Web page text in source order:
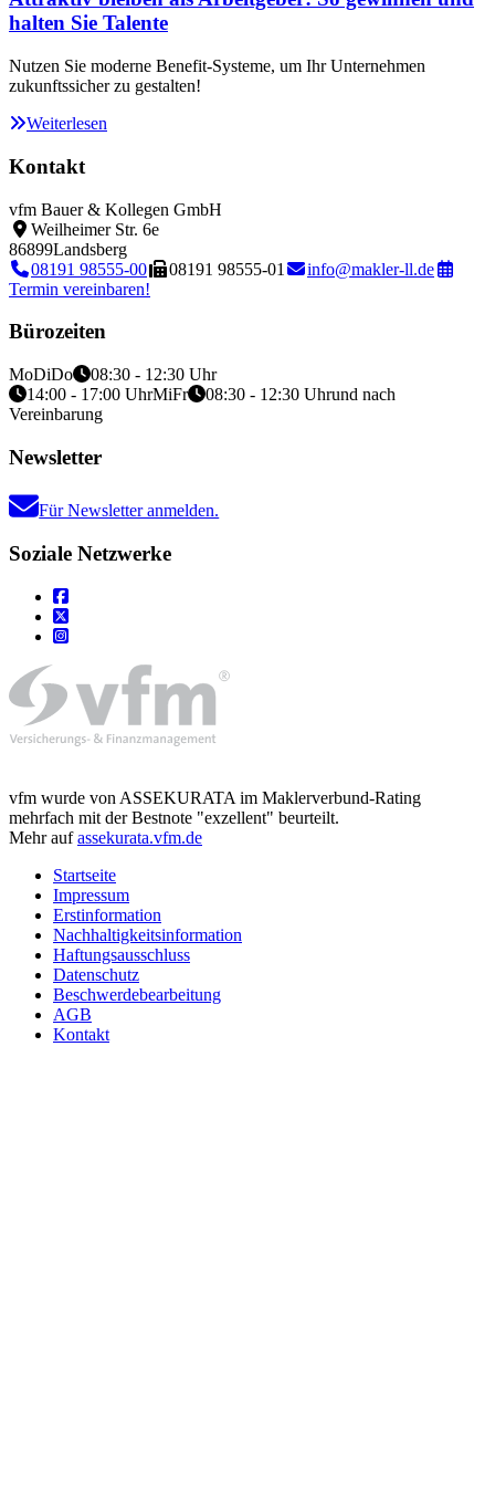
halten Sie Talente
Nutzen Sie moderne Benefit-Systeme, um Ihr Unternehmen
zukunftssicher zu gestalten!
Weiterlesen
Kontakt
vfm Bauer & Kollegen GmbH
Weilheimer Str. 6e
86899Landsberg
08191 98555-00
08191 98555-01
info@makler-ll.de
Termin vereinbaren!
Bürozeiten
MoDiDo
08:30 - 12:30 Uhr
14:00 - 17:00 UhrMiFr 08:30 - 12:30 Uhrund nach
Vereinbarung
Newsletter
Für Newsletter anmelden.
Soziale Netzwerke
vfm wurde von ASSEKURATA im Maklerverbund-Rating
mehrfach mit der Bestnote "exzellent" beurteilt.
Mehr aufassekurata.vfm.de
Startseite
Impressum
Erstinformation
Nachhaltigkeitsinformation
Haftungsausschluss
Datenschutz
Beschwerdebearbeitung
AGB
Kontakt